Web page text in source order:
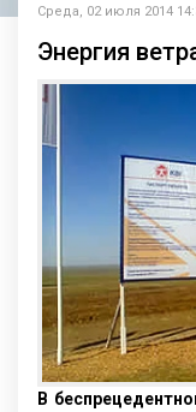
Среда, 02 июля 2014
Энергия
В